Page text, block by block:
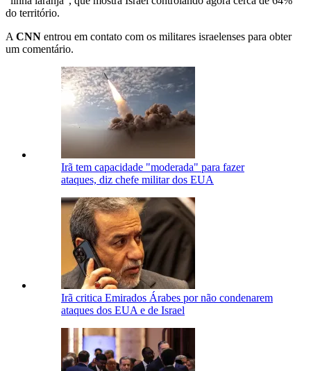
do território.
A CNN entrou em contato com os militares israelenses para obter
um comentário.
Irã tem capacidade "moderada" para fazer
ataques, diz chefe militar dos EUA
Irã critica Emirados Árabes por não condenarem
ataques dos EUA e de Israel